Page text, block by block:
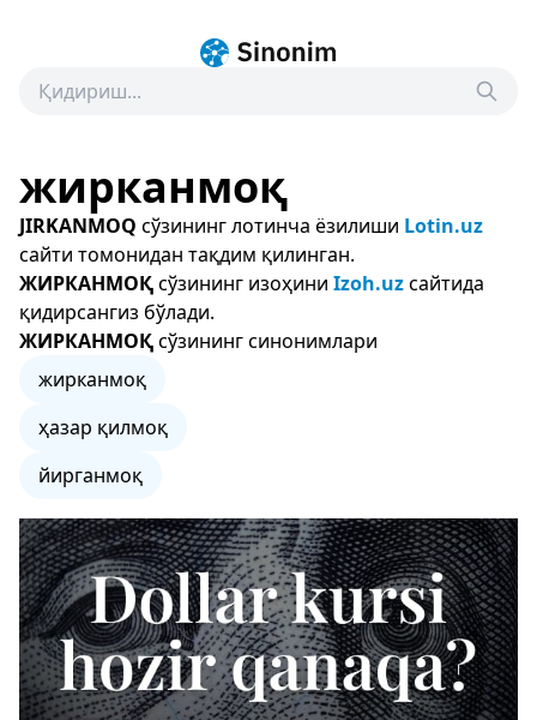
жирканмоқ
JIRKANMOQ сўзининг лотинча ёзилиши Lotin.uz
сайти томонидан тақдим қилинган.
ЖИРКАНМОҚсўзининг изоҳини Izoh.uzсайтида
қидирсангиз бўлади.
ЖИРКАНМОҚсўзининг синонимлари
жирканмоқ
ҳазар қилмоқ
йирганмоқ